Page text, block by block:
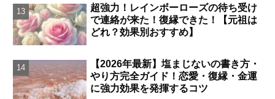
超強力！レインボーローズの待ち受け
で連絡が来た！復縁できた！【元祖は
どれ？効果別おすすめ】
【2026年最新】塩まじないの書き方・
やり方完全ガイド！恋愛・復縁・金運
に強力効果を発揮するコツ